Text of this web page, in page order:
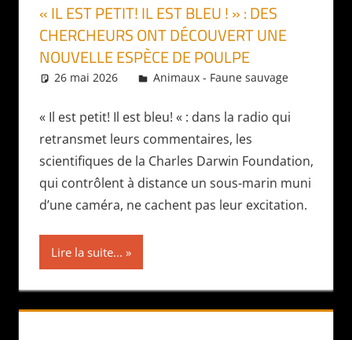
« IL EST PETIT! IL EST BLEU ! » : DES
CHERCHEURS ONT DÉCOUVERT UNE
NOUVELLE ESPÈCE DE POULPE
26 mai 2026 Daniel
Animaux - Faune sauvage
« Il est petit! Il est bleu! « : dans la radio qui
retransmet leurs commentaires, les
scientifiques de la Charles Darwin Foundation,
qui contrôlent à distance un sous-marin muni
d’une caméra, ne cachent pas leur excitation.
Lire la suite...